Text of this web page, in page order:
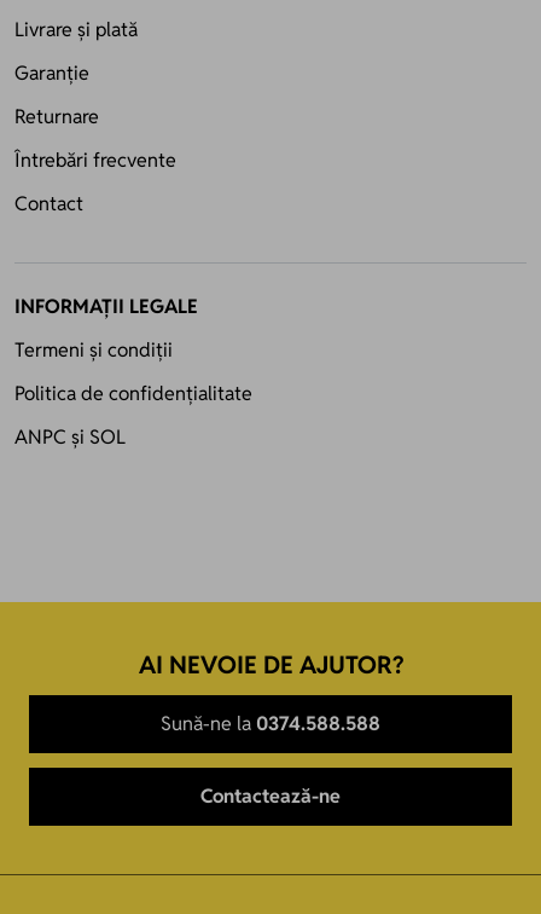
Livrare și plată
Garanție
Returnare
Întrebări frecvente
Contact
INFORMAȚII LEGALE
Termeni și condiții
Politica de confidențialitate
ANPC și SOL
AI NEVOIE DE AJUTOR?
Sună-ne la 0374.588.588
Contactează-ne